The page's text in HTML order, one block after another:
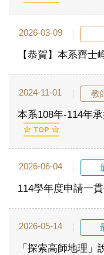
2026-03-09
【恭賀】本系齊士
2024-11-01 教
本系108年-114年
2026-06-04
114學年度申請一
2026-05-14
「探索高師地理